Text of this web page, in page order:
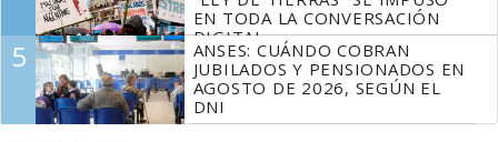
EN TODA LA CONVERSACIÓN
DIGITAL
5
ANSES: CUÁNDO COBRAN
JUBILADOS Y PENSIONADOS EN
AGOSTO DE 2026, SEGÚN EL
DNI